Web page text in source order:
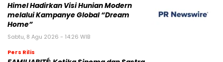
Himel Hadirkan Visi Hunian Modern
melalui Kampanye Global “Dream
Home”
Sabtu, 8 Agu 2026 - 14:26 WIB
Pers Rilis